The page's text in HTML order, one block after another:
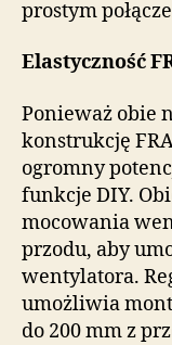
prostym
Elastyczność
Ponieważ obie
konstrukcję
ogromny
funkcje DIY.
mocowania
przodu, aby
wentylatora.
umożliwia
do 200 mm z